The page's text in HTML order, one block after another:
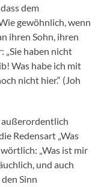
dem
gewöhnlich, wenn
ihren Sohn, ihren
„Sie haben nicht
Was habe ich mit
nicht hier.“ (Joh
Redensart „Was
„Was ist mir
und auch
Sinn